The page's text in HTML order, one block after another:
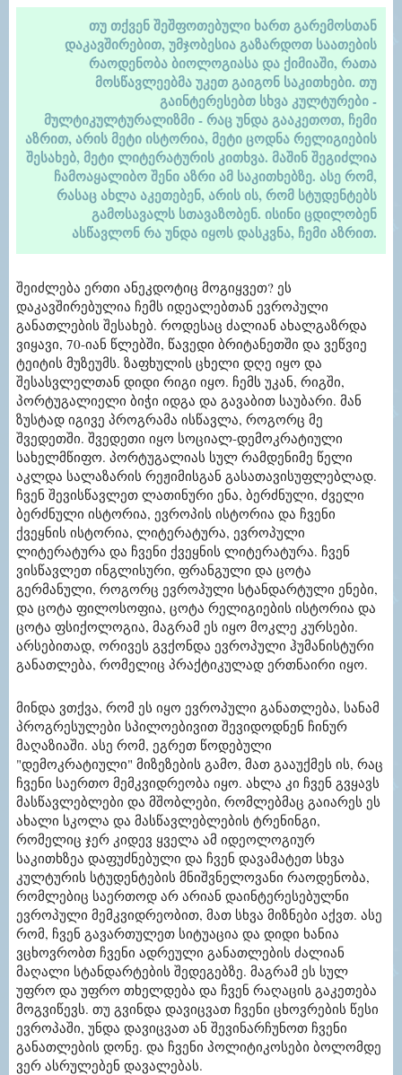
თუ თქვენ შეშფოთებული ხართ გარემოსთან
დაკავშირებით, უმჯობესია გაზარდოთ საათების
რაოდენობა ბიოლოგიასა და ქიმიაში, რათა
მოსწავლეებმა უკეთ გაიგონ საკითხები. თუ
გაინტერესებთ სხვა კულტურები -
მულტიკულტურალიზმი - რაც უნდა გააკეთოთ, ჩემი
აზრით, არის მეტი ისტორია, მეტი ცოდნა რელიგიების
შესახებ, მეტი ლიტერატურის კითხვა. მაშინ შეგიძლია
ჩამოაყალიბო შენი აზრი ამ საკითხებზე. ასე რომ,
რასაც ახლა აკეთებენ, არის ის, რომ სტუდენტებს
გამოსავალს სთავაზობენ. ისინი ცდილობენ
ასწავლონ რა უნდა იყოს დასკვნა, ჩემი აზრით.
შეიძლება ერთი ანეკდოტიც მოგიყვეთ? ეს
დაკავშირებულია ჩემს იდეალებთან ევროპული
განათლების შესახებ. როდესაც ძალიან ახალგაზრდა
ვიყავი, 70-იან წლებში, წავედი ბრიტანეთში და ვეწვიე
ტეიტის მუზეუმს. ზაფხულის ცხელი დღე იყო და
შესასვლელთან დიდი რიგი იყო. ჩემს უკან, რიგში,
პორტუგალიელი ბიჭი იდგა და გავაბით საუბარი. მან
ზუსტად იგივე პროგრამა ისწავლა, როგორც მე
შვედეთში. შვედეთი იყო სოციალ-დემოკრატიული
სახელმწიფო. პორტუგალიას სულ რამდენიმე წელი
აკლდა სალაზარის რეჟიმისგან გასათავისუფლებლად.
ჩვენ შევისწავლეთ ლათინური ენა, ბერძნული, ძველი
ბერძნული ისტორია, ევროპის ისტორია და ჩვენი
ქვეყნის ისტორია, ლიტერატურა, ევროპული
ლიტერატურა და ჩვენი ქვეყნის ლიტერატურა. ჩვენ
ვისწავლეთ ინგლისური, ფრანგული და ცოტა
გერმანული, როგორც ევროპული სტანდარტული ენები,
და ცოტა ფილოსოფია, ცოტა რელიგიების ისტორია და
ცოტა ფსიქოლოგია, მაგრამ ეს იყო მოკლე კურსები.
არსებითად, ორივეს გვქონდა ევროპული ჰუმანისტური
განათლება, რომელიც პრაქტიკულად ერთნაირი იყო.
მინდა ვთქვა, რომ ეს იყო ევროპული განათლება, სანამ
პროგრესულები სპილოებივით შევიდოდნენ ჩინურ
მაღაზიაში. ასე რომ, ეგრეთ წოდებული
"დემოკრატიული" მიზეზების გამო, მათ გააუქმეს ის, რაც
ჩვენი საერთო მემკვიდრეობა იყო. ახლა კი ჩვენ გვყავს
მასწავლებლები და მშობლები, რომლებმაც გაიარეს ეს
ახალი სკოლა და მასწავლებლების ტრენინგი,
რომელიც ჯერ კიდევ ყველა ამ იდეოლოგიურ
საკითხზეა დაფუძნებული და ჩვენ დავამატეთ სხვა
კულტურის სტუდენტების მნიშვნელოვანი რაოდენობა,
რომლებიც საერთოდ არ არიან დაინტერესებულნი
ევროპული მემკვიდრეობით, მათ სხვა მიზნები აქვთ. ასე
რომ, ჩვენ გავართულეთ სიტუაცია და დიდი ხანია
ვცხოვრობთ ჩვენი ადრეული განათლების ძალიან
მაღალი სტანდარტების შედეგებზე. მაგრამ ეს სულ
უფრო და უფრო თხელდება და ჩვენ რაღაცის გაკეთება
მოგვიწევს. თუ გვინდა დავიცვათ ჩვენი ცხოვრების წესი
ევროპაში, უნდა დავიცვათ ან შევინარჩუნოთ ჩვენი
განათლების დონე. და ჩვენი პოლიტიკოსები ბოლომდე
ვერ ასრულებენ დავალებას.